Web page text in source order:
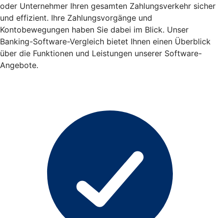
oder Unternehmer Ihren gesamten Zahlungsverkehr sicher
und effizient. Ihre Zahlungsvorgänge und
Kontobewegungen haben Sie dabei im Blick. Unser
Banking-Software-Vergleich bietet Ihnen einen Überblick
über die Funktionen und Leistungen unserer Software-
Angebote.